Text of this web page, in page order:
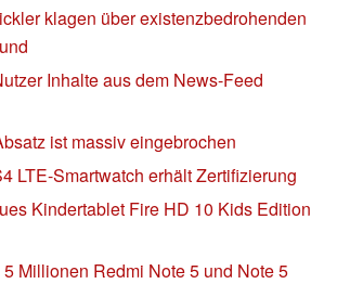
klagen über existenzbedrohenden
Inhalte aus dem News-Feed
ist massiv eingebrochen
LTE-Smartwatch erhält Zertifizierung
Kindertablet Fire HD 10 Kids Edition
Millionen Redmi Note 5 und Note 5